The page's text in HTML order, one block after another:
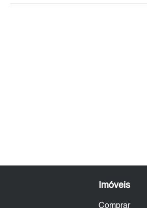
Imóveis
Comprar